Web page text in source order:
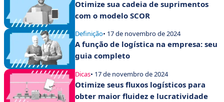
Otimize sua cadeia de suprimentos
com o modelo SCOR
Definição• 17 de novembro de 2024
A função de logística na empresa: seu
guia completo
Dicas• 17 de novembro de 2024
Otimize seus fluxos logísticos para
obter maior fluidez e lucratividade